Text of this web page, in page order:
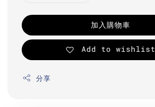
加入購物車
Add to wishlist
分享